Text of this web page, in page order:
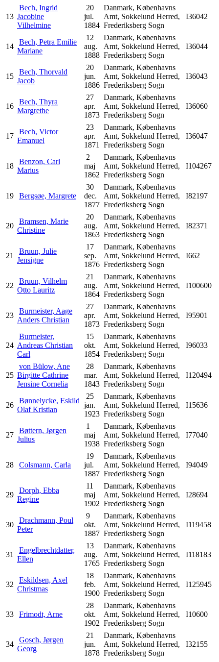
13
Bech, Ingrid
Jacobine
Vilhelmine
20
jul.
1884
Danmark, Københavns
Amt, Sokkelund Herred,
Frederiksberg Sogn
I36042
14
Bech, Petra Emilie
Mariane
12
aug.
1888
Danmark, Københavns
Amt, Sokkelund Herred,
Frederiksberg Sogn
I36044
15
Bech, Thorvald
Jacob
20
jun.
1886
Danmark, Københavns
Amt, Sokkelund Herred,
Frederiksberg Sogn
I36043
16
Bech, Thyra
Margrethe
27
apr.
1873
Danmark, Københavns
Amt, Sokkelund Herred,
Frederiksberg Sogn
I36060
17
Bech, Victor
Emanuel
23
apr.
1871
Danmark, Københavns
Amt, Sokkelund Herred,
Frederiksberg Sogn
I36047
18
Benzon, Carl
Marius
2
maj
1862
Danmark, Københavns
Amt, Sokkelund Herred,
Frederiksberg Sogn
I104267
19 Bergsøe, Margrete
30
dec.
1877
Danmark, Københavns
Amt, Sokkelund Herred,
Frederiksberg Sogn
I82197
20
Bramsen, Marie
Christine
20
aug.
1863
Danmark, Københavns
Amt, Sokkelund Herred,
Frederiksberg Sogn
I82371
21
Bruun, Julie
Jensigne
17
sep.
1876
Danmark, Københavns
Amt, Sokkelund Herred,
Frederiksberg Sogn
I662
22
Bruun, Vilhelm
Otto Lauritz
21
aug.
1864
Danmark, Københavns
Amt, Sokkelund Herred,
Frederiksberg Sogn
I100600
23
Burmeister, Aage
Anders Christian
27
apr.
1873
Danmark, Københavns
Amt, Sokkelund Herred,
Frederiksberg Sogn
I95901
24
Burmeister,
Andreas Christian
Carl
15
okt.
1854
Danmark, Københavns
Amt, Sokkelund Herred,
Frederiksberg Sogn
I96033
25
von Bülow, Ane
Birgitte Cathrine
Jensine Cornelia
28
mar.
1843
Danmark, Københavns
Amt, Sokkelund Herred,
Frederiksberg Sogn
I120494
26
Bønnelycke, Eskild
Olaf Kristian
25
jan.
1923
Danmark, Københavns
Amt, Sokkelund Herred,
Frederiksberg Sogn
I15636
27
Bøttern, Jørgen
Julius
1
maj
1938
Danmark, Københavns
Amt, Sokkelund Herred,
Frederiksberg Sogn
I77040
28 Colsmann, Carla
19
jul.
1887
Danmark, Københavns
Amt, Sokkelund Herred,
Frederiksberg Sogn
I94049
29
Dorph, Ebba
Regine
11
maj
1902
Danmark, Københavns
Amt, Sokkelund Herred,
Frederiksberg Sogn
I28694
30
Drachmann, Poul
Peter
9
okt.
1887
Danmark, Københavns
Amt, Sokkelund Herred,
Frederiksberg Sogn
I119458
31
Engelbrechtdatter,
Ellen
13
aug.
1765
Danmark, Københavns
Amt, Sokkelund Herred,
Frederiksberg Sogn
I118183
32
Eskildsen, Axel
Christmas
18
feb.
1900
Danmark, Københavns
Amt, Sokkelund Herred,
Frederiksberg Sogn
I125945
33 Frimodt, Arne
28
okt.
1902
Danmark, Københavns
Amt, Sokkelund Herred,
Frederiksberg Sogn
I10600
34
Gosch, Jørgen
Georg
21
jun.
1878
Danmark, Københavns
Amt, Sokkelund Herred,
Frederiksberg Sogn
I32155